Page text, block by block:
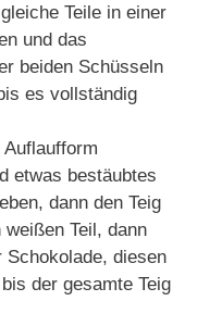
Teile in einer
und das
beiden Schüsseln
es vollständig
etwas bestäubtes
dann den Teig
Teil, dann
Schokolade, diesen
der gesamte Teig